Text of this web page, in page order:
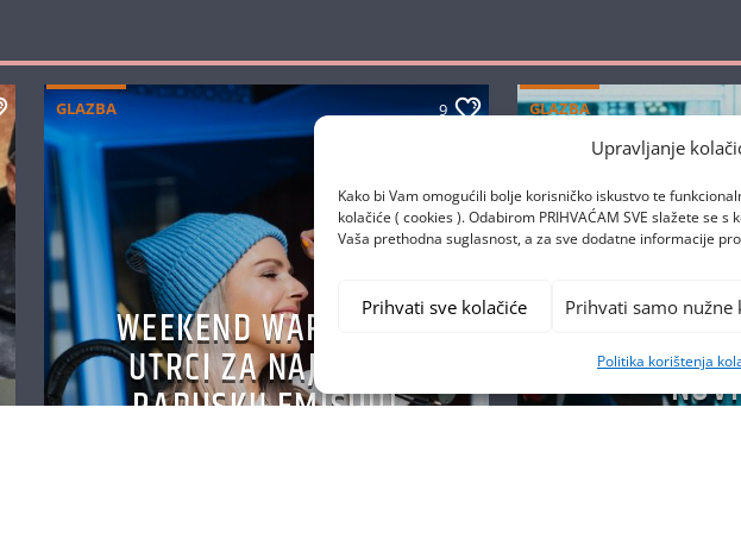
Upravljanje
Kako bi Vam omogućili bolje korisničko iskustvo te
kolačiće ( cookies ). Odabirom PRIHVAĆAM SVE slažete se
Vaša prethodna suglasnost, a za sve dodatne informacije
Prihvati sve kolačiće Prihvati samo nužne
Politika korištenja
GLAZBA 9
WEEKEND WARM UP U
UTRCI ZA NAJBOLJU
RADIJSKU EMISIJU!
GLAZBA
Z++ I